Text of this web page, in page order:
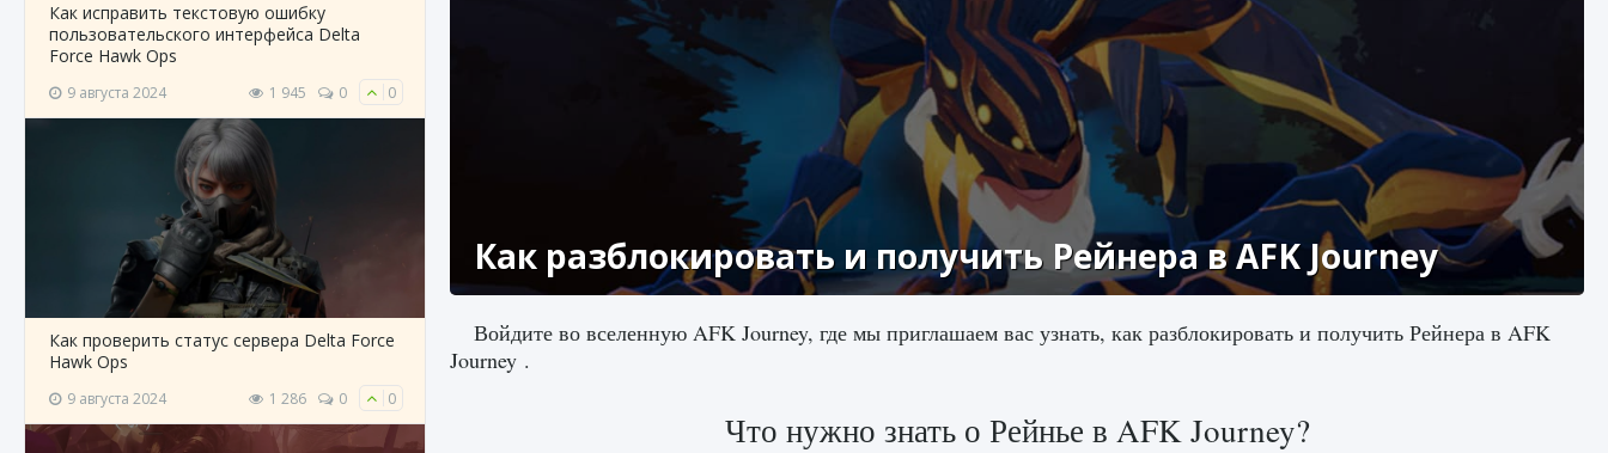
Как исправить текстовую ошибку
пользовательского интерфейса Delta
Force Hawk Ops
9 августа 2024 1 945 0 0
Как проверить статус сервера Delta Force
Hawk Ops
9 августа 2024 1 286 0 0
Как разблокировать и получить Рейнера в AFK Journey
Войдите во вселенную AFK Journey, где мы приглашаем вас узнать, как разблокировать и получить Рейнера в AFK
Journey .
Что нужно знать о Рейнье в AFK Journey?